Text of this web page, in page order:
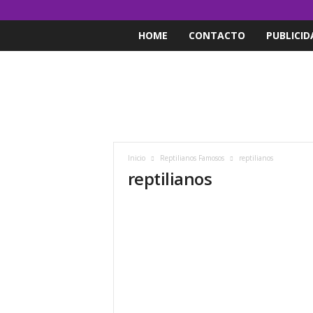
HOME CONTACTO
Inicio Reptilianos Famosos reptilianos
reptilianos